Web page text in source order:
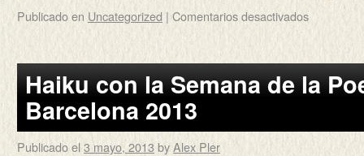
Publicado en Uncategorized | Comentarios desactivados
Haiku con la Semana de la
Barcelona 2013
Publicado el3 mayo, 2013 byAlex Pler